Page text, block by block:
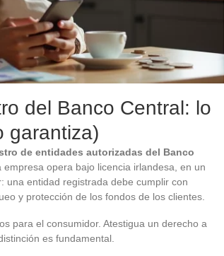
del Banco Central: lo
garantiza)
de entidades autorizadas del Banco
opera bajo licencia irlandesa, en un
una entidad registrada debe cumplir con
y protección de los fondos de los clientes.
para el consumidor. Atestigua un derecho a
es fundamental.